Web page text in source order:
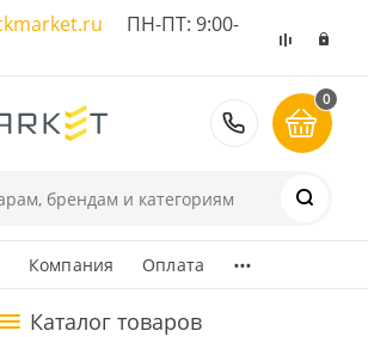
ПН-ПТ: 9:00-
8 (495)
0
Компания Оплата ...
Каталог товаров